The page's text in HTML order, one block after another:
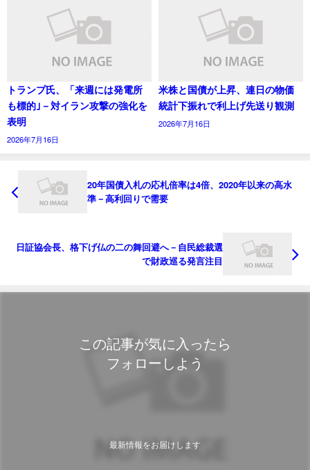
トランプ氏、「来週には発電所
も標的｣－対イラン攻撃の強化を
表明
2026年7月16日
米株と国債が上昇、連日の物価
統計下振れで利上げ先送り観測
2026年7月16日
20年国債入札の応札倍率は4倍、2020年以来の高水
準－高利回りで需要
日証協会長、格下げ仏の二の舞回避へ－自民総裁選
で財政巡る発言注目
この記事が気に入ったら
フォローしよう
最新情報をお届けします